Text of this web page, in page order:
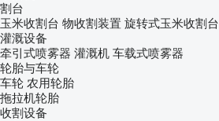
割台
玉米收割台 物收割装置 旋转式玉米收割台
灌溉设备
牵引式喷雾器 灌溉机 车载式喷雾器
轮胎与车轮
车轮 农用轮胎
拖拉机轮胎
收割设备